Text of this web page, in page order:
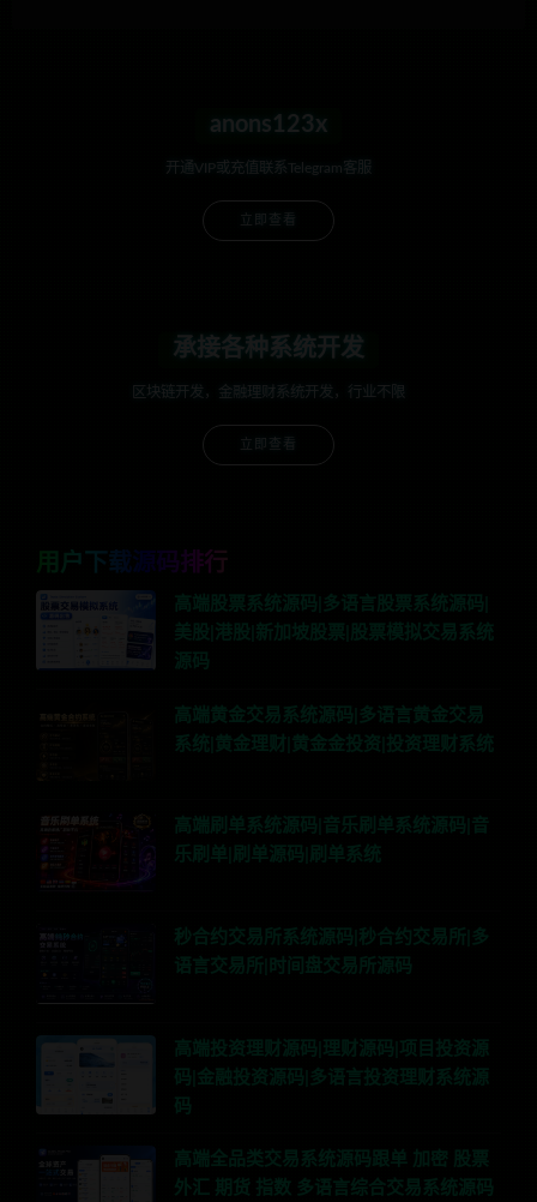
anons123x
开通VIP或充值联系Telegram客服
立即查看
承接各种系统开发
区块链开发，金融理财系统开发，行业不限
立即查看
用户下载源码排行
高端股票系统源码|多语言股票系统源码|
美股|港股|新加坡股票|股票模拟交易系统
源码
高端黄金交易系统源码|多语言黄金交易
系统|黄金理财|黄金金投资|投资理财系统
高端刷单系统源码|音乐刷单系统源码|音
乐刷单|刷单源码|刷单系统
秒合约交易所系统源码|秒合约交易所|多
语言交易所|时间盘交易所源码
高端投资理财源码|理财源码|项目投资源
码|金融投资源码|多语言投资理财系统源
码
高端全品类交易系统源码跟单 加密 股票
外汇 期货 指数 多语言综合交易系统源码